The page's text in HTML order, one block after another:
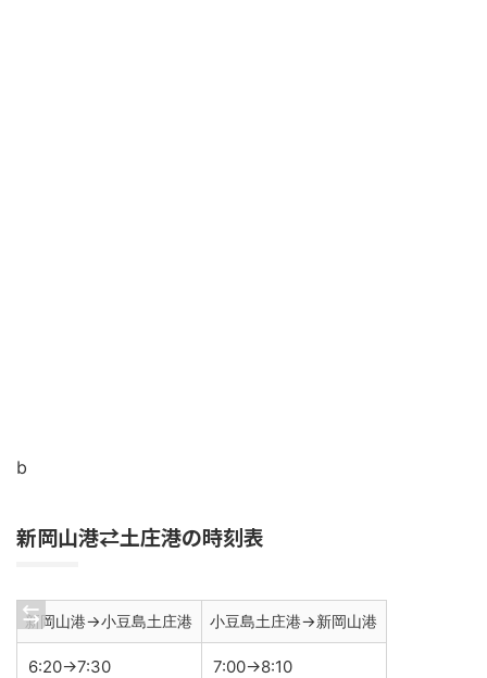
b
新岡山港⇄土庄港の時刻表
新岡山港→小豆島土庄港 小豆島土庄港→新岡山港
6:20→7:30 7:00→8:10